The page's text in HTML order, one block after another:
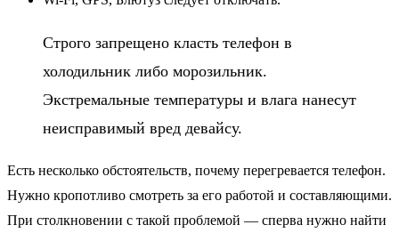
Строго запрещено класть телефон в
холодильник либо морозильник.
Экстремальные температуры и влага нанесут
неисправимый вред девайсу.
Есть несколько обстоятельств, почему перегревается телефон.
Нужно кропотливо смотреть за его работой и составляющими.
При столкновении с такой проблемой — сперва нужно найти